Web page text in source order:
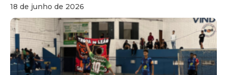
18 de junho de 2026